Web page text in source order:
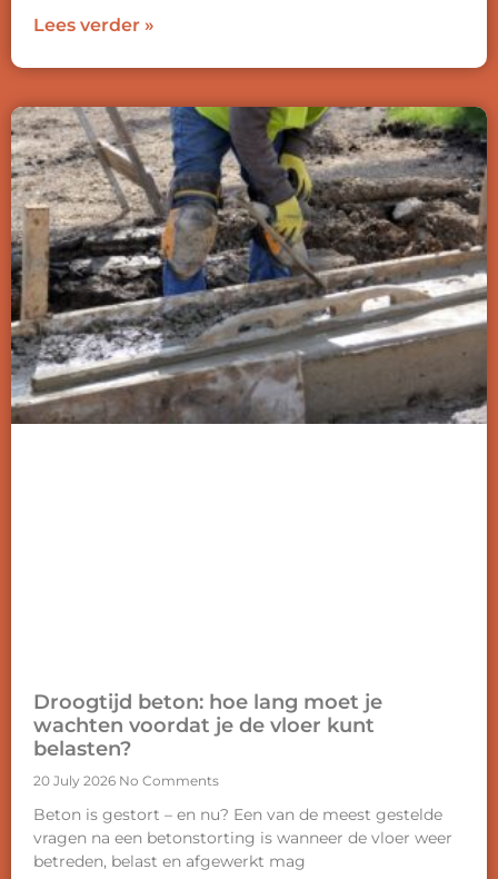
Lees verder »
Droogtijd beton: hoe lang moet je
wachten voordat je de vloer kunt
belasten?
20 July 2026 No Comments
Beton is gestort – en nu? Een van de meest gestelde
vragen na een betonstorting is wanneer de vloer weer
betreden, belast en afgewerkt mag